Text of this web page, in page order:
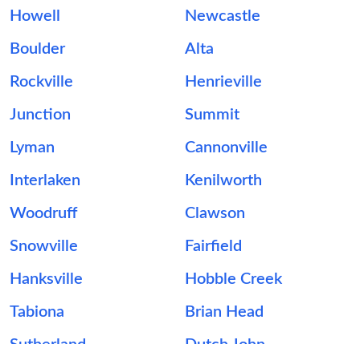
Howell Newcastle
Boulder Alta
Rockville Henrieville
Junction Summit
Lyman Cannonville
Interlaken Kenilworth
Woodruff Clawson
Snowville Fairfield
Hanksville Hobble Creek
Tabiona Brian Head